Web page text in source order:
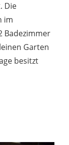
Die
im
Badezimmer
Garten
besitzt